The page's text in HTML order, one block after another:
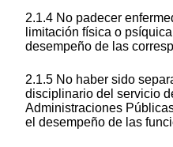
2.1.4 No padecer
limitación física o
desempeño de las
2.1.5 No haber sido
disciplinario del servicio
Administraciones
el desempeño de las